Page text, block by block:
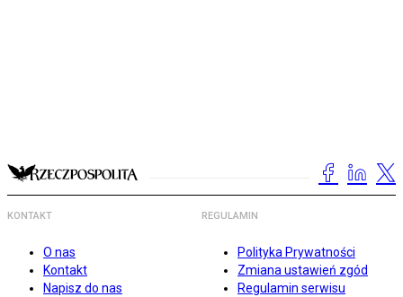
KONTAKT
O nas
Kontakt
Napisz do nas
REGULAMIN
Polityka Prywatności
Zmiana ustawień zgód
Regulamin serwisu